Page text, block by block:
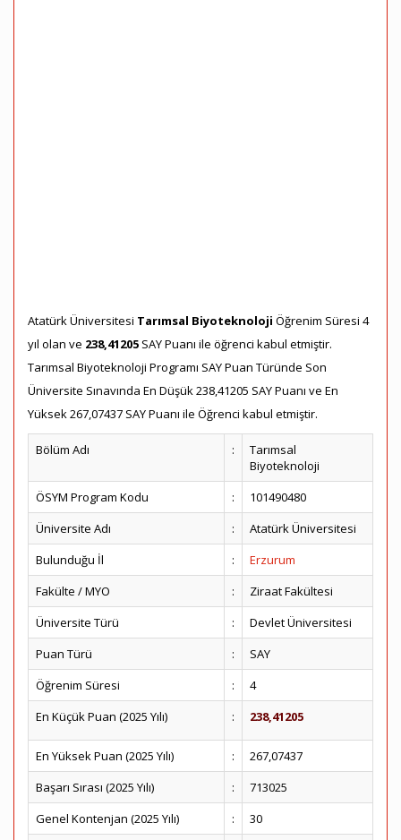
Atatürk Üniversitesi Tarımsal Biyoteknoloji Öğrenim Süresi 4
yıl olan ve 238,41205 SAY Puanı ile öğrenci kabul etmiştir.
Tarımsal Biyoteknoloji Programı SAY Puan Türünde Son
Üniversite Sınavında En Düşük 238,41205 SAY Puanı ve En
Yüksek 267,07437 SAY Puanı ile Öğrenci kabul etmiştir.
Bölüm Adı :
Tarımsal
Biyoteknoloji
ÖSYM Program Kodu
:
101490480
Üniversite Adı
:
Atatürk Üniversitesi
Bulunduğu İl
:
Erzurum
Fakülte / MYO
:
Ziraat Fakültesi
Üniversite Türü
:
Devlet Üniversitesi
Puan Türü
:
SAY
Öğrenim Süresi
:
4
En Küçük Puan (2025 Yılı)
: 238,41205
En Yüksek Puan (2025 Yılı) :
267,07437
Başarı Sırası (2025 Yılı)
:
713025
Genel Kontenjan (2025 Yılı)
:
30